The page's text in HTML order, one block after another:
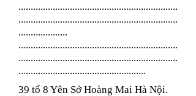
.................................................................
.................................................................
....................
.................................................................
.................................................................
....................................................
39 tổ 8 Yên Sở Hoàng Mai Hà Nội.